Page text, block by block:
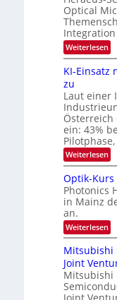
n
k
t
n
s
m
e
l
d
e
t
a
r
k
e
s
W
a
c
h
s
t
u
m
i
m
e
r
s
t
e
Optical
Weiterlesen:
8
9
W
E
-
H
e
r
a
e
u
s
-
S
m
i
a
r
KI-Einsatz
zu
Laut einer
Österreich
ein: 43%
Weiterlesen:
K
-
E
i
s
a
z
n
i
m
m
Optik-Kurs
Photonics
in Mainz
an.
Weiterlesen:
O
p
t
i
k
-
K
Mitsubishi
Joint
Mitsubishi